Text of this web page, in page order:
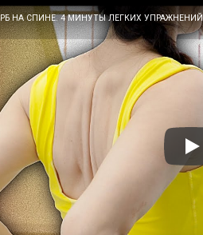
НА СПИНЕ. 4 МИНУТЫ ЛЕГКИХ УПРАЖНЕНИЙ